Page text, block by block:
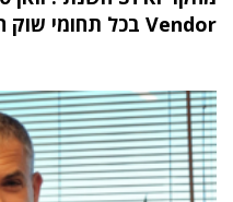
Vendor בכל תחומי שוק ה-IT